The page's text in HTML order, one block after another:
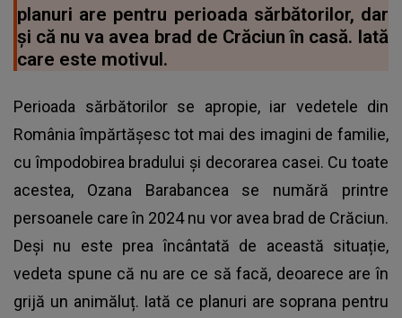
planuri are pentru perioada sărbătorilor, dar
și că nu va avea brad de Crăciun în casă. Iată
care este motivul.
Perioada sărbătorilor se apropie, iar vedetele din
România împărtășesc tot mai des imagini de familie,
cu împodobirea bradului și decorarea casei. Cu toate
acestea, Ozana Barabancea se numără printre
persoanele care în 2024 nu vor avea brad de Crăciun.
Deși nu este prea încântată de această situație,
vedeta spune că nu are ce să facă, deoarece are în
grijă un animăluț. Iată ce planuri are soprana pentru